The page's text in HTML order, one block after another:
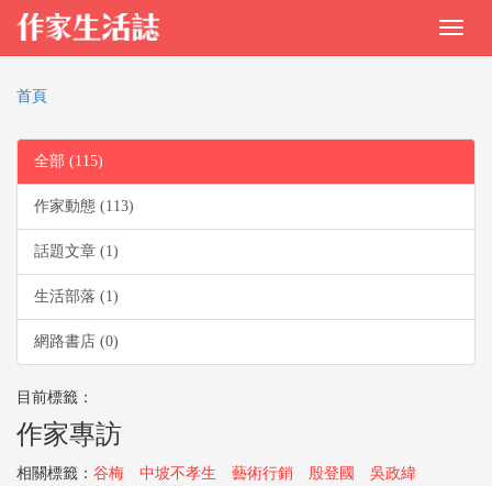
首頁
全部 (115)
作家動態 (113)
話題文章 (1)
生活部落 (1)
網路書店 (0)
目前標籤：
作家專訪
相關標籤： 谷梅 中坡不孝生 藝術行銷 殷登國 吳政緯